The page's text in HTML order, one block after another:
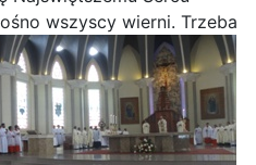
wszyscy wierni. Trzeba